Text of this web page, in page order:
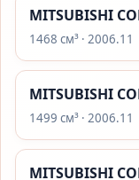
MITSUBISHI
1468 см³ · 2006.11
MITSUBISHI
1499 см³ · 2006.11
MITSUBISHI